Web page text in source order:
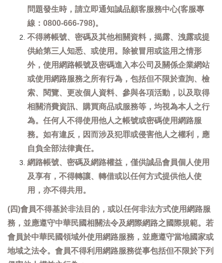
問題發生時，請立即通知誠品顧客服務中心(客服專
線：0800-666-798)。
不得將帳號、密碼及其他相關資料，揭露、洩露或提
供給第三人知悉、或使用。除被冒用或盜用之情形
外，使用網路帳號及密碼進入本公司及關係企業網站
或使用網路服務之所有行為，包括但不限於查詢、檢
索、閱覽、更改個人資料、參與各項活動，以及取得
相關消費資訊、購買商品或服務等，均視為本人之行
為。任何人不得使用他人之帳號或密碼使用網路服
務。如有違反，因而涉及犯罪或侵害他人之權利，應
自負全部法律責任。
網路帳號、密碼及網路權益，僅供誠品會員個人使用
及享有，不得轉讓、轉借或以任何方式提供他人使
用，亦不得共用。
(四)會員不得基於非法目的，或以任何非法方式使用網路服
務，並應遵守中華民國相關法令及網際網路之國際規範。若
會員於中華民國領域外使用網路服務，並應遵守當地國家或
地域之法令。會員不得利用網路服務從事包括但不限於下列